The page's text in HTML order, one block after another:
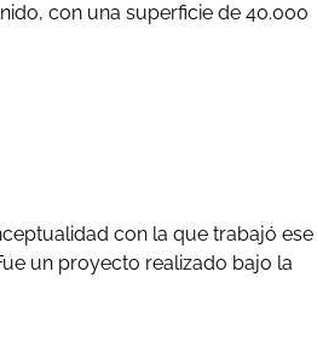
con una superficie de 40.000
con la que trabajó ese
un proyecto realizado bajo la